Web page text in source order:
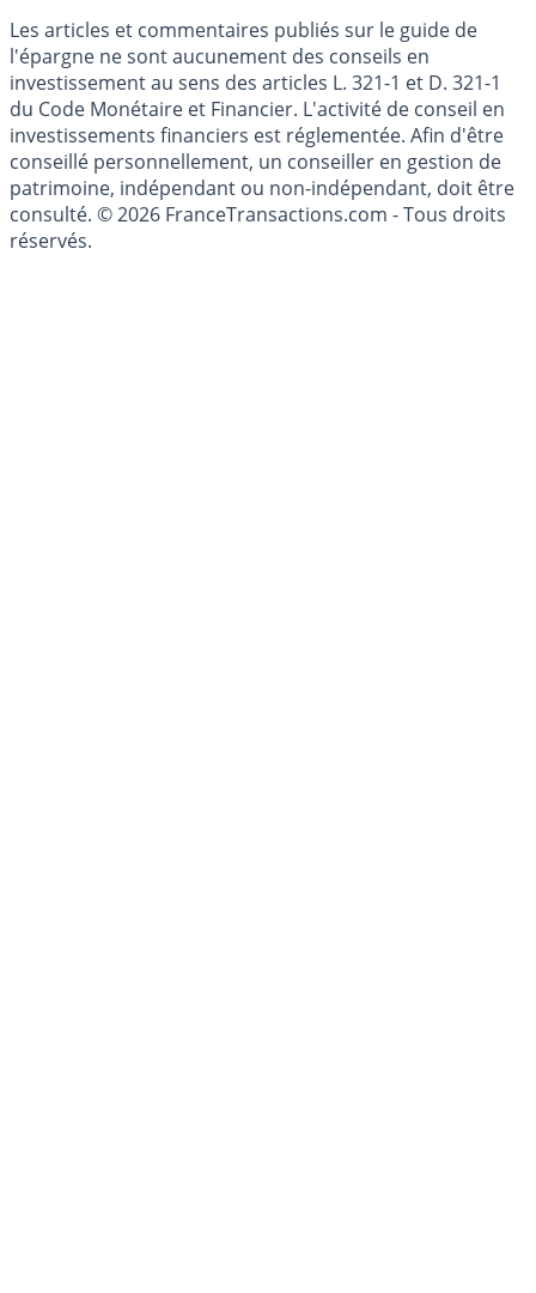
Les articles et commentaires publiés sur le guide de
l'épargne ne sont aucunement des conseils en
investissement au sens des articles L. 321-1 et D. 321-1
du Code Monétaire et Financier. L'activité de conseil en
investissements financiers est réglementée. Afin d'être
conseillé personnellement, un conseiller en gestion de
patrimoine, indépendant ou non-indépendant, doit être
consulté. © 2026 FranceTransactions.com - Tous droits
réservés.